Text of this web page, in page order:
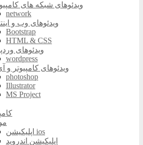
ویدئوهای شبکه های
network
ویدئوهای وب و
Bootstrap
HTML & CSS
ویدئوهای
wordpress
ویدئوهای کامپیوتر و
photoshop
Illustrator
MS Project
اپلیکیشن ios
اپلیکیشن اندروید